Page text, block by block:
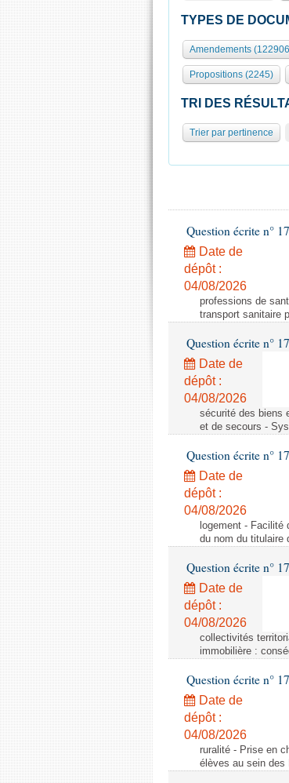
TYPES DE
Amendements
Propositions (2245)
TRI DES
Trier par pertinence
Question écrite n°
Date de
dépôt :
04/08/2026
professions de
transport sanitaire
Question écrite n°
Date de
dépôt :
04/08/2026
sécurité des biens
et de secours -
Question écrite n°
Date de
dépôt :
04/08/2026
logement - Facilité
du nom du titulaire
Question écrite n°
Date de
dépôt :
04/08/2026
collectivités
immobilière :
Question écrite n°
Date de
dépôt :
04/08/2026
ruralité - Prise en
élèves au sein des